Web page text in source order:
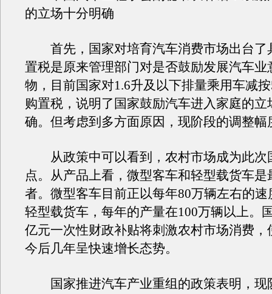
的立场十分明确
首先，国家对培育汽车消费市场出台了
置税是原来管理部门对是否鼓励发展汽车业
物，目前国家对1.6升及以下排量乘用车减
购置税，说明了国家鼓励汽车进入家庭的立
确。但考虑到多方面原因，现阶段的调整幅
从政策中可以看到，农村市场成为此次
点。从产品上看，微型客车和轻型载货车是
者。微型客车目前正以每年80万辆左右的
轻型载货车，每年的产量在100万辆以上。
亿元一次性财政补贴将刺激农村市场消费，
今后几年呈快速增长态势。
国家推进汽车产业重组的政策表明，现